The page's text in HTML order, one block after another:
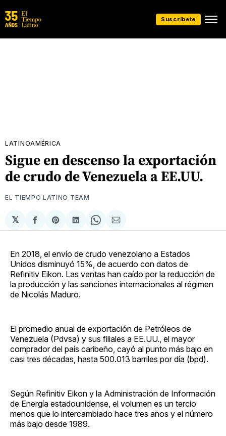
Suscríbete
LATINOAMÉRICA
Sigue en descenso la exportación
de crudo de Venezuela a EE.UU.
EL TIEMPO LATINO TEAM
𝕏
Compartir
en
Share
on
Compartir
en
Share
on
Compartir
via
En 2018, el envío de crudo venezolano a Estados
Unidos disminuyó 15%, de acuerdo con datos de
Refinitiv Eikon. Las ventas han caído por la reducción de
la producción y las sanciones internacionales al régimen
de Nicolás Maduro.
El promedio anual de exportación de Petróleos de
Venezuela (Pdvsa) y sus filiales a EE.UU., el mayor
comprador del país caribeño, cayó al punto más bajo en
casi tres décadas, hasta 500.013 barriles por día (bpd).
Según Refinitiv Eikon y la Administración de Información
de Energía estadounidense, el volumen es un tercio
menos que lo intercambiado hace tres años y el número
más bajo desde 1989.